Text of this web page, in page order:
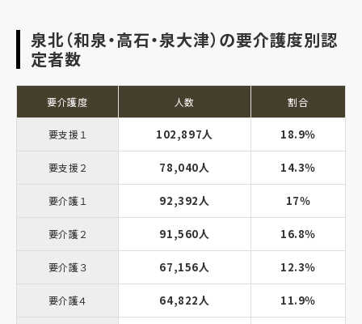
泉北（和泉・高石・泉大津）の要介護度別認
定者数
要介護度 人数 割合
要支援１ 102,897人 18.9％
要支援２ 78,040人 14.3％
要介護１ 92,392人 17％
要介護２ 91,560人 16.8％
要介護３ 67,156人 12.3％
要介護４ 64,822人 11.9％